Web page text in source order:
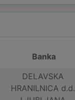
Banka
DELAVSKA
HRANILNICA d.d.